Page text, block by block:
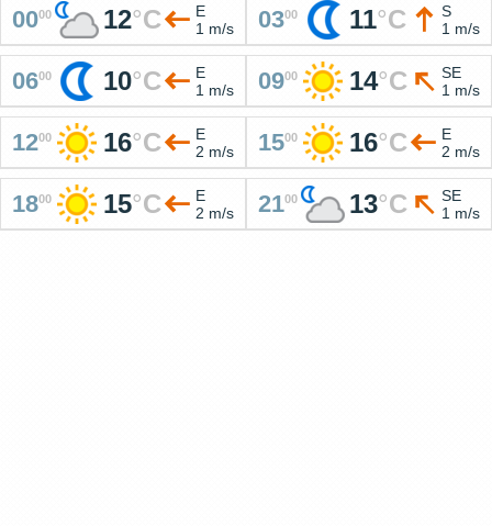
0000 12°C
E
1 m/s
0300 11°C
S
1 m/s
0600 10°C
E
1 m/s
0900 14°C
SE
1 m/s
1200 16°C
E
2 m/s
1500 16°C
E
2 m/s
1800 15°C
E
2 m/s
2100 13°C
SE
1 m/s